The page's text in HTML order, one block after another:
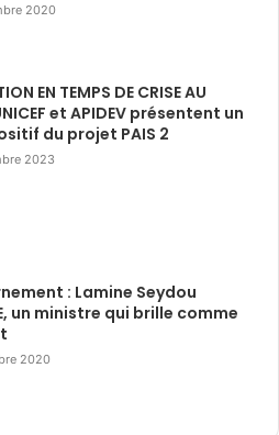
2020
EN TEMPS DE CRISE AU
et APIDEV présentent un
du projet PAIS 2
2023
: Lamine Seydou
un ministre qui brille comme
2020